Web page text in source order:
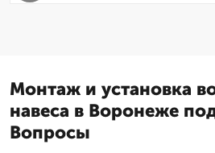
Монтаж и установка
навеса в Воронеже
Вопросы